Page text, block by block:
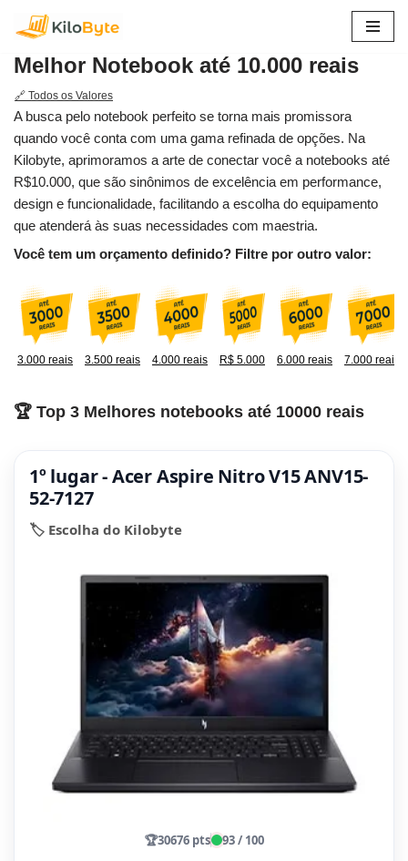
para
o
conteúdo
Melhor Notebook até 10.000 reais
🔗 Todos os Valores
A busca pelo notebook perfeito se torna mais promissora
quando você conta com uma gama refinada de opções. Na
Kilobyte, aprimoramos a arte de conectar você a notebooks até
R$10.000, que são sinônimos de excelência em performance,
design e funcionalidade, facilitando a escolha do equipamento
que atenderá às suas necessidades com maestria.
Você tem um orçamento definido? Filtre por outro valor:
3.000 reais 3.500 reais 4.000 reais R$ 5.000 6.000 reais 7.000 reais
🏆 Top 3 Melhores notebooks até 10000 reais
1º lugar - Acer Aspire Nitro V15 ANV15-
52-7127
🏷️ Escolha do Kilobyte
🏆30676 pts 93 / 100